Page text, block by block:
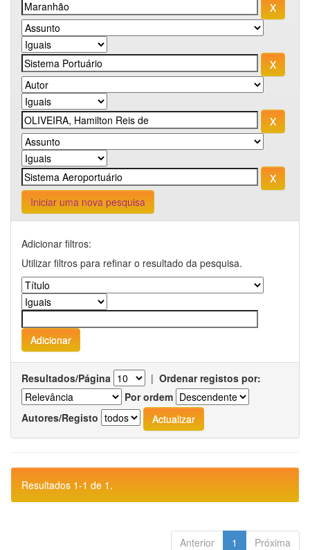
Iniciar uma nova pesquisa
Adicionar filtros:
Utilizar filtros para refinar o resultado da pesquisa.
Resultados/Página | Ordenar registos por:
Por ordem
Autores/Registo
Resultados 1-1 de 1.
Anterior 1 Próxima